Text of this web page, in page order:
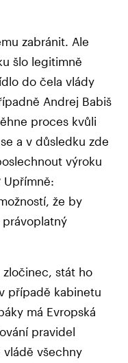
zabránit. Ale
šlo legitimně
do čela vlády
Andrej Babiš
proces kvůli
a v důsledku zde
výroku
Upřímně:
že by
zločinec, stát ho
případě kabinetu
má Evropská
pravidel
vládě všechny